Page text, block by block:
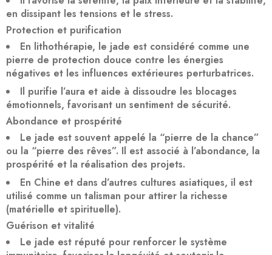
en dissipant les tensions et le stress.
Protection et purification
En lithothérapie, le jade est considéré comme une
pierre de protection douce contre les énergies
négatives et les influences extérieures perturbatrices.
Il purifie l’aura et aide à dissoudre les blocages
émotionnels, favorisant un sentiment de sécurité.
Abondance et prospérité
Le jade est souvent appelé la “pierre de la chance”
ou la “pierre des rêves”. Il est associé à l’abondance, la
prospérité et la réalisation des projets.
En Chine et dans d’autres cultures asiatiques, il est
utilisé comme un talisman pour attirer la richesse
(matérielle et spirituelle).
Guérison et vitalité
Le jade est réputé pour renforcer le système